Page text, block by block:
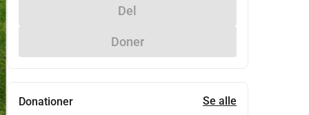
Del
Doner
Donationer Se alle